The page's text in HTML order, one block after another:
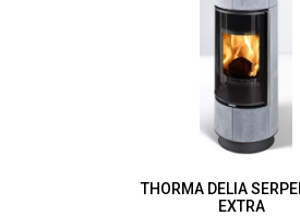
THORMA DELIA
EXTRA